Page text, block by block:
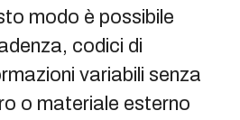
modo è possibile
codici di
variabili senza
o materiale esterno